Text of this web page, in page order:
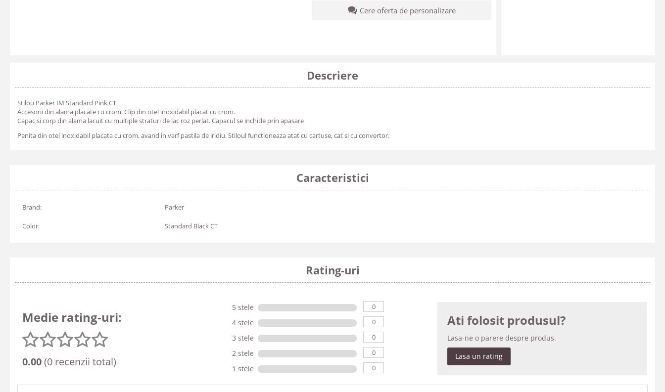
Cere oferta de personalizare
Descriere
Stilou Parker IM Standard Pink CT
Accesorii din alama placate cu crom. Clip din otel inoxidabil placat cu crom.
Capac si corp din alama lacuit cu multiple straturi de lac roz perlat. Capacul se inchide prin apasare
Penita din otel inoxidabil placata cu crom, avand in varf pastila de iridiu. Stiloul functioneaza atat cu cartuse, cat si cu convertor.
Caracteristici
Brand: Parker
Color: Standard Black CT
Rating-uri
Medie rating-uri:
0.00(0 recenzii total)
5 stele 0
4 stele 0
3 stele 0
2 stele 0
1 stele 0
Ati folosit produsul?
Lasa-ne o parere despre produs.
Lasa un rating